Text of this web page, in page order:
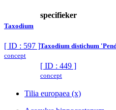
Taxodium
[ ID : 597 ]
concept
specifieker
Taxodium distichum
[ ID : 449 ]
concept
Tilia europaea (x)